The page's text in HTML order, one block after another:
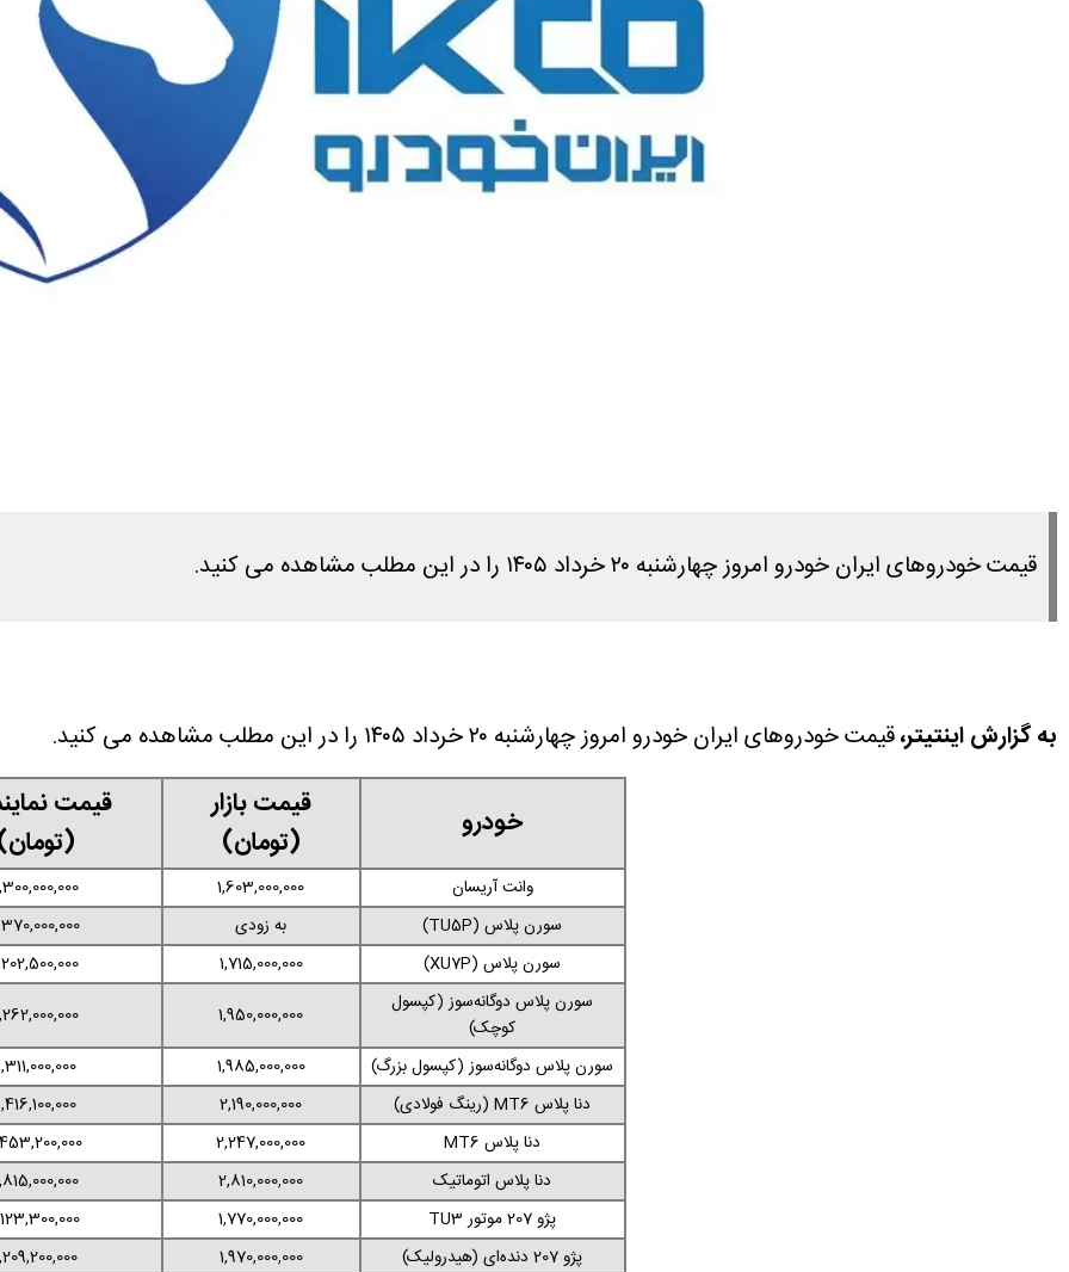
قیمت خودروهای ایران خودرو امروز چهارشنبه ۲۰ خرداد ۱۴۰۵ را در این مطلب مشاهده می کنید.
به گزارش اینتیتر،قیمت خودروهای ایران خودرو امروز چهارشنبه ۲۰ خرداد ۱۴۰۵ را در این مطلب مشاهده می کنید.
خودرو
قیمت بازار
(تومان)
قیمت
وانت آریسان 1,603,000,000
سورن پلاس (TU5P)
به زودی
سورن پلاس (XU7P)
1,715,000,000
سورن پلاس دوگانه‌سوز (کپسول
کوچک)
1,950,000,000
سورن پلاس دوگانه‌سوز (کپسول بزرگ)
1,985,000,000
دنا پلاس MT6 (رینگ فولادی)
2,190,000,000
دنا پلاس MT6
2,247,000,000
دنا پلاس اتوماتیک
2,810,000,000
پژو 207 موتور TU3
1,770,000,000
پژو 207 دنده‌ای (هیدرولیک)
1,970,000,000